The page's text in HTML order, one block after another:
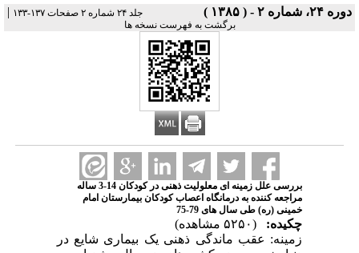
دوره ۲۴، شماره ۲ - ( ۱۳۸۵ ) جلد ۲۴ شماره ۲ صفحات ۱۳۷-۱۳۳ |
برگشت به فهرست نسخه ها
بررسی علل زمینه ای معلولیت ذهنی در کودکان 14-3 ساله
مراجعه کننده به درمانگاه اعصاب کودکان بیمارستان امام
خمینی (ره) طی سال های 79-75
چکیده:
(۵۲۵۰ مشاهده)
زمینه: عقب ماندگی ذهنی یک بیماری شایع در